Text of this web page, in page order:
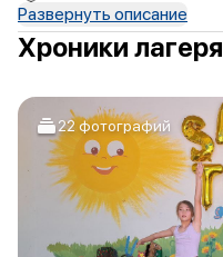
Развернуть описание
Хроники лагеря
22 фотографий